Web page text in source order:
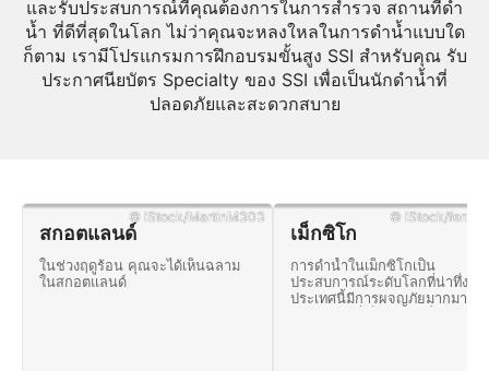
และรับประสบการณ์ที่คุณต้องการในการสำรวจ สถานที่ดำ
น้ำ ที่ดีที่สุดในโลก ไม่ว่าคุณจะหลงใหลในการดำน้ำแบบใด
ก็ตาม เรามีโปรแกรมการฝึกอบรมขั้นสูง SSI สำหรับคุณ รับ
ประกาศนียบัตร Specialty ของ SSI เพื่อเป็นนักดำน้ำที่
ปลอดภัยและสะดวกสบาย
© iStock/MartinM303
สกอตแลนด์
ในช่วงฤดูร้อน คุณจะได้เห็นฉลาม
ในสกอตแลนด์
© iStock/
เม็กซิโก
การดำน้ำในเม็กซิโกเป็น
ประสบการณ์ระดับโลกที่น่าทึ่ง
ประเทศนี้มีการผจญภัยมากมายแ